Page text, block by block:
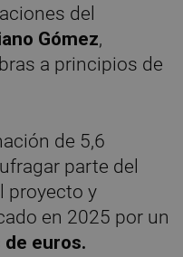
del
Gómez,
a principios de
de 5,6
parte del
proyecto y
en 2025 por un
de euros.